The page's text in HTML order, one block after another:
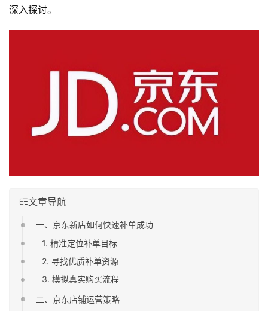
深入探讨。
文章导航
一、京东新店如何快速补单成功
1. 精准定位补单目标
2. 寻找优质补单资源
3. 模拟真实购买流程
二、京东店铺运营策略